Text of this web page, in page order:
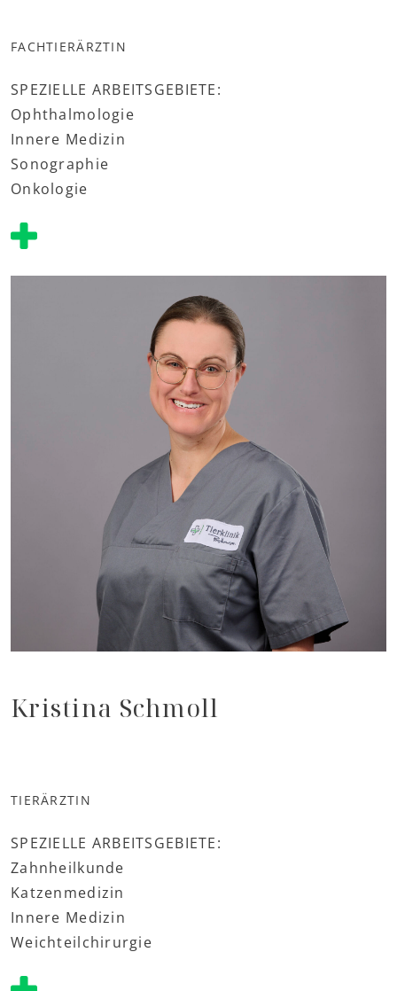
FACHTIERÄRZTIN
SPEZIELLE ARBEITSGEBIETE:
Ophthalmologie
Innere Medizin
Sonographie
Onkologie
Kristina Schmoll
TIERÄRZTIN
SPEZIELLE ARBEITSGEBIETE:
Zahnheilkunde
Katzenmedizin
Innere Medizin
Weichteilchirurgie